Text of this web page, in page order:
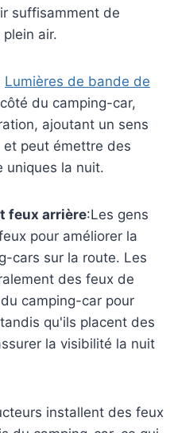
suffisamment de
air.
Lumières de bande de
du camping-car,
ajoutant un sens
peut émettre des
uniques la nuit.
feux arrière:Les gens
pour améliorer la
cars sur la route. Les
des feux de
camping-car pour
qu'ils placent des
la visibilité la nuit
installent des feux